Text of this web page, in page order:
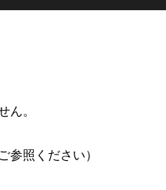
ん。
参照ください）